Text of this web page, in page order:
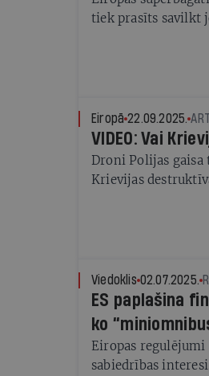
tiek prasīts savilkt
Eiropā 22.09.2025.
VIDEO: Vai
Droni Polijas gaisa
Krievijas
Viedoklis 02.07.2025.
ES paplašina
ko
Eiropas
sabiedrības